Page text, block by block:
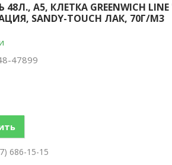
48Л., А5, КЛЕТКА GREENWICH
SANDY-TOUCH ЛАК, 70Г/М3
47899
686-15-15